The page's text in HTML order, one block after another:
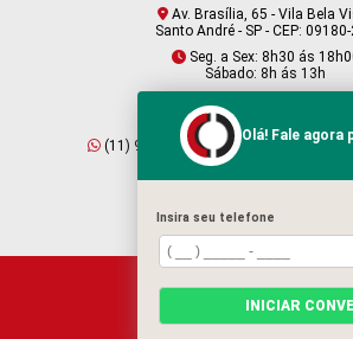
Av. Brasília, 65 - Vila Bela
Santo André - SP - CEP:
Seg. a Sex: 8h30 ás
Sábado: 8h ás 13h
CONTATO
(11) 95409-2229
HOME
SOBRE NÓS
PRODUTOS
Olá! Fale agora
Insira seu telefone
INICIAR